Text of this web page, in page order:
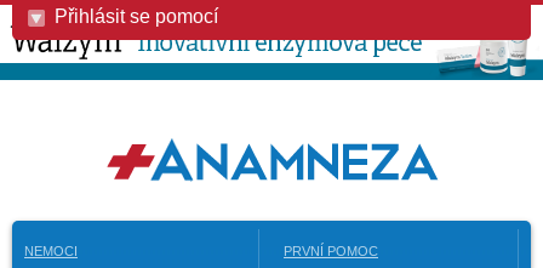
Přihlásit se pomocí
NEMOCI
PRVNÍ POMOC